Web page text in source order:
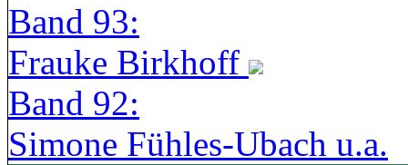
Band 93:
Frauke Birkhoff
Band 92:
Simone Fühles-Ubach u.a.